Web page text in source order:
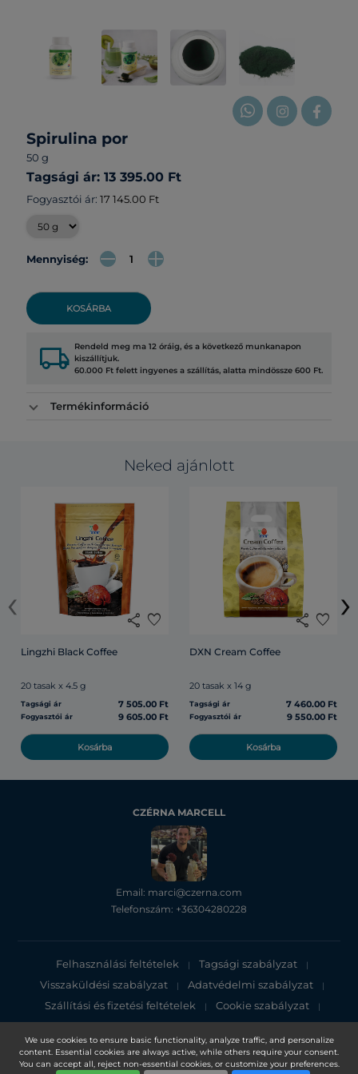
We use cookies to ensure basic functionality, analyze traffic, and personalize
content. Essential cookies are always active, while others require your consent.
You can accept all, reject non-essential cookies, or customize your preferences.
Spirulina por
50 g
Tagsági ár: 13 395.00 Ft
Fogyasztói ár: 17 145.00 Ft
Mennyiség:
KOSÁRBA
local_shipping Rendeld meg ma 12 óráig, és a következő munkanapon
kiszállítjuk.
60.000 Ft felett ingyenes a szállítás, alatta mindössze 600 Ft.
Termékinformáció
Neked ajánlott
share favorite
Lingzhi Black Coffee
20 tasak x 4.5 g
Tagsági ár 7 505.00 Ft
Fogyasztói ár 9 605.00 Ft
Kosárba
share favorite
DXN Cream Coffee
20 tasak x 14 g
Tagsági ár 7 460.00 Ft
Fogyasztói ár 9 550.00 Ft
Kosárba
‹ ›
CZÉRNA MARCELL
Email: marci@czerna.com
Telefonszám: +36304280228
Felhasználási feltételek | Tagsági szabályzat |
Visszaküldési szabályzat | Adatvédelmi szabályzat |
Szállítási és fizetési feltételek | Cookie szabályzat |
Adatvédelmi tájékoztató
Copyright 2025, DXN Holdings Bhd. 199501033918 (363120-V)